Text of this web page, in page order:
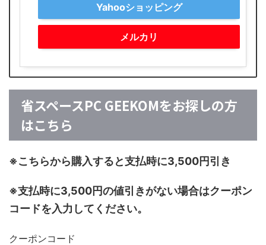
Yahooショッピング
メルカリ
省スペースPC GEEKOMをお探しの方
はこちら
※こちらから購入すると支払時に3,500円引き
※支払時に3,500円の値引きがない場合はクーポン
コードを入力してください。
クーポンコード